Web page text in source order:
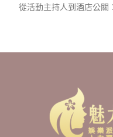
從活動主持人到酒店公關